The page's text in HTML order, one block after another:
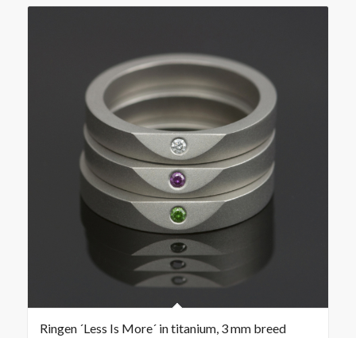
Ringen ´Less Is More´ in titanium, 3 mm breed